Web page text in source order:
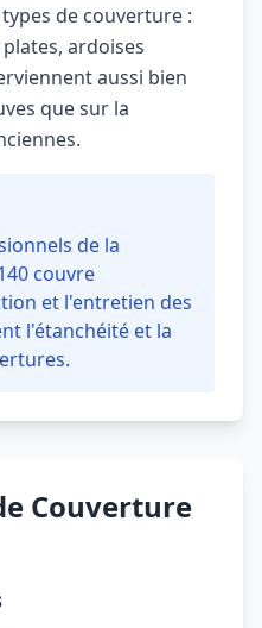
de couverture :
ardoises
aussi bien
que sur la
de la
couvre
et l'entretien des
l'étanchéité et la
Couverture